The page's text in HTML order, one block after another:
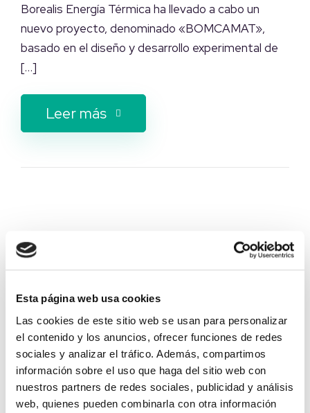
Esta página web usa cookies
Las cookies de este sitio web se usan para personalizar
el contenido y los anuncios, ofrecer funciones de redes
sociales y analizar el tráfico. Además, compartimos
información sobre el uso que haga del sitio web con
nuestros partners de redes sociales, publicidad y análisis
web, quienes pueden combinarla con otra información
Borealis Energía Térmica ha llevado a cabo un
nuevo proyecto, denominado «BOMCAMAT»,
basado en el diseño y desarrollo experimental de
[…]
Leer más
‘DHUMTROP’ Nuevo
desarrollo experimental
cofinanciado por el Fondo
Europeo de Desarrollo
Regional